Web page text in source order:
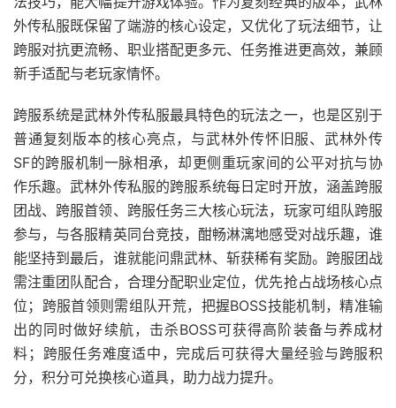
外传私服既保留了端游的核心设定，又优化了玩法细节，让
跨服对抗更流畅、职业搭配更多元、任务推进更高效，兼顾
新手适配与老玩家情怀。
跨服系统是武林外传私服最具特色的玩法之一，也是区别于
普通复刻版本的核心亮点，与武林外传怀旧服、武林外传
SF的跨服机制一脉相承，却更侧重玩家间的公平对抗与协
作乐趣。武林外传私服的跨服系统每日定时开放，涵盖跨服
团战、跨服首领、跨服任务三大核心玩法，玩家可组队跨服
参与，与各服精英同台竞技，酣畅淋漓地感受对战乐趣，谁
能坚持到最后，谁就能问鼎武林、斩获稀有奖励。跨服团战
需注重团队配合，合理分配职业定位，优先抢占战场核心点
位；跨服首领则需组队开荒，把握BOSS技能机制，精准输
出的同时做好续航，击杀BOSS可获得高阶装备与养成材
料；跨服任务难度适中，完成后可获得大量经验与跨服积
分，积分可兑换核心道具，助力战力提升。